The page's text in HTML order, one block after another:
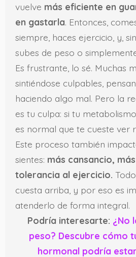
vuelve más eficiente en
en gastarla. Entonces,
siempre, haces ejercicio, y,
subes de peso o
Es frustrante, lo sé. Muchas
sintiéndose culpables,
haciendo algo mal. Pero la
es tu culpa: si tu
es normal que te cueste ver
Este proceso también
sientes: más cansancio,
tolerancia al ejercicio.
cuesta arriba, y por eso es
atenderlo de forma integral.
Podría interesarte: ¿No
peso? Descubre cómo
hormonal podría